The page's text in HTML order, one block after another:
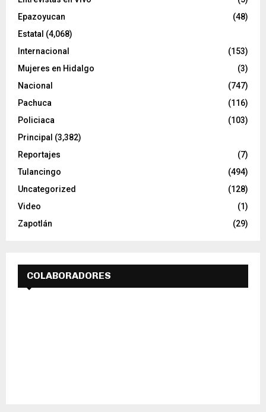
Epazoyucan
(48)
Estatal (4,068)
Internacional
(153)
Mujeres en Hidalgo
(3)
Nacional
(747)
Pachuca
(116)
Policiaca
(103)
Principal (3,382)
Reportajes
(7)
Tulancingo
(494)
Uncategorized
(128)
Video
(1)
Zapotlán
(29)
COLABORADORES